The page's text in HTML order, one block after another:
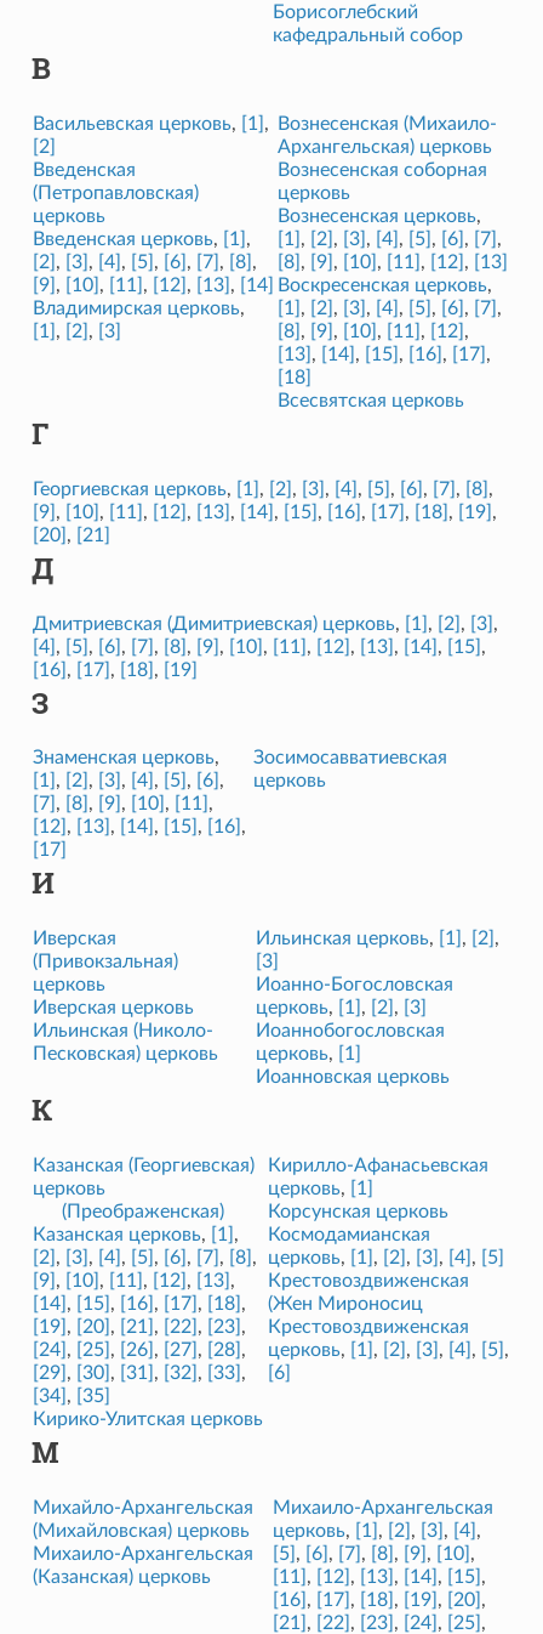
Борисоглебский
кафедральный собор
В
Васильевская церковь, [1] ,
[2]
Введенская
(Петропавловская)
церковь
Введенская церковь, [1] ,
[2] , [3] , [4] , [5] , [6] , [7] , [8] ,
[9] , [10] , [11] , [12] , [13] ,
[14]
Владимирская церковь,
[1] , [2] , [3]
Вознесенская (Михаило-
Архангельская) церковь
Вознесенская соборная
церковь
Вознесенская церковь,
[1] , [2] , [3] , [4] , [5] , [6] , [7] ,
[8] , [9] , [10] , [11] , [12] ,
[13]
Воскресенская церковь,
[1] , [2] , [3] , [4] , [5] , [6] , [7] ,
[8] , [9] , [10] , [11] , [12] ,
[13] , [14] , [15] , [16] , [17] ,
[18]
Всесвятская церковь
Г
Георгиевская церковь, [1] , [2] , [3] , [4] , [5] , [6] , [7] , [8] ,
[9] , [10] , [11] , [12] , [13] , [14] , [15] , [16] , [17] , [18] , [19] ,
[20] , [21]
Д
Дмитриевская (Димитриевская) церковь, [1], [2], [3],
[4], [5], [6], [7], [8], [9], [10], [11], [12], [13], [14], [15],
[16], [17], [18], [19]
З
Знаменская церковь,
[1] , [2] , [3] , [4] , [5] , [6] ,
[7] , [8] , [9] , [10] , [11] ,
[12] , [13] , [14] , [15] , [16] ,
[17]
Зосимосавватиевская
церковь
И
Иверская
(Привокзальная)
церковь
Иверская церковь
Ильинская (Николо-
Песковская) церковь
Ильинская церковь, [1] , [2] ,
[3]
Иоанно-Богословская
церковь, [1] , [2] ,
[3]
Иоаннобогословская
церковь,
[1]
Иоанновская церковь
К
Казанская (Георгиевская)
церковь
(Преображенская)
Казанская церковь, [1] ,
[2] , [3] , [4] , [5] , [6] , [7] , [8] ,
[9] , [10] , [11] , [12] , [13] ,
[14] , [15] , [16] , [17] , [18] ,
[19] , [20] , [21] , [22] , [23] ,
[24] , [25] , [26] , [27] , [28] ,
[29] , [30] , [31] , [32] , [33] ,
[34] ,
[35]
Кирико-Улитская церковь
Кирилло-Афанасьевская
церковь,
[1]
Корсунская церковь
Космодамианская
церковь, [1] , [2] , [3] , [4] ,
[5]
Крестовоздвиженская
(Жен Мироносиц
Крестовоздвиженская
церковь, [1] , [2] , [3] , [4] , [5] ,
[6]
М
Михайло-Архангельская
(Михайловская) церковь
Михаило-Архангельская
(Казанская) церковь
Михаило-Архангельская
церковь, [1] , [2] , [3] , [4] ,
[5] , [6] , [7] , [8] , [9] , [10] ,
[11] , [12] , [13] , [14] , [15] ,
[16] , [17] , [18] , [19] , [20] ,
[21] , [22] , [23] , [24] , [25] ,